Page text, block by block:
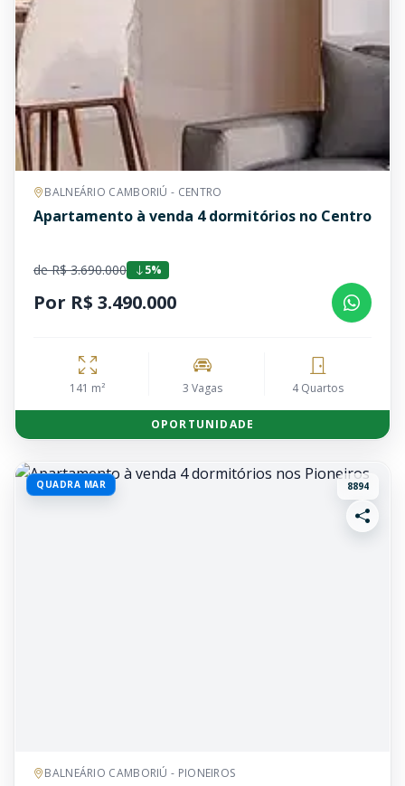
BALNEÁRIO CAMBORIÚ - CENTRO
Apartamento à venda 4 dormitórios no Centro
de R$ 3.690.000 5%
Por R$ 3.490.000
141 m² 3 Vagas 4 Quartos
OPORTUNIDADE
QUADRA MAR 8894
BALNEÁRIO CAMBORIÚ - PIONEIROS